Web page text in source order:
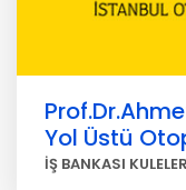
Yol Üstü
İŞ BANKASI